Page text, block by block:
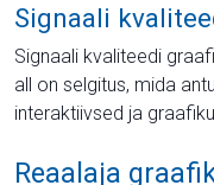
Signaali
Signaali kvaliteedi
all on selgitus, mida
interaktiivsed ja
Reaalaja